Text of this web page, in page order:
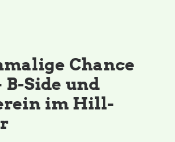
Chance
B-Side und
im Hill-